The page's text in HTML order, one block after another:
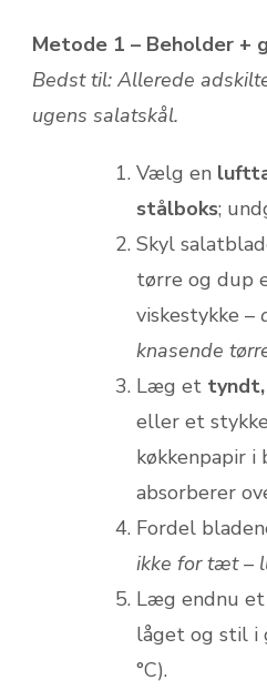
Metode 1 – Beholder +
Bedst til: Allerede
ugens salatskål.
Vælg en
stålboks;
Skyl
tørre og dup
viskestykke –
knasende
Læg et
eller et
køkkenpapir i
absorberer
Fordel
ikke for tæt –
Læg endnu
låget og stil i
°C).